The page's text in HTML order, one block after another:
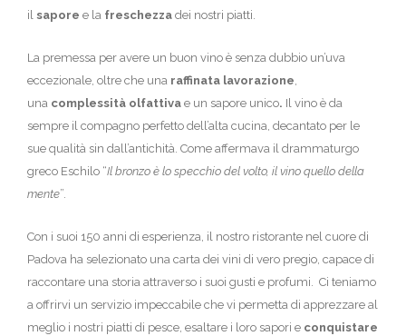
ilsapore e la freschezza dei nostri piatti.
La premessa per avere un buon vino è senza dubbio un’uva
eccezionale, oltre che una raffinata lavorazione
una complessità olfattiva e un sapore unico. Il vino è da
sempre il compagno perfetto dell’alta cucina, decantato per le
sue qualità sin dall’antichità. Come affermava il drammaturgo
greco Eschilo “Il bronzo è lo specchio del volto, il vino quello della
mente”.
Con i suoi 150 anni di esperienza, il nostro ristorante nel cuore di
Padova ha selezionato una carta dei vini di vero pregio, capace di
raccontare una storia attraverso i suoi gusti e profumi. Ci teniamo
a offrirvi un servizio impeccabile che vi permetta di apprezzare al
meglio i nostri piatti di pesce, esaltare i loro sapori e conquistare